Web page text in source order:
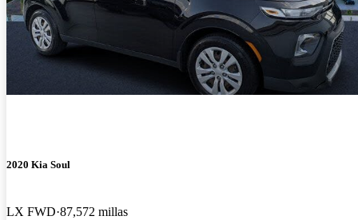
2020 Kia Soul
LX FWD 87,572 millas